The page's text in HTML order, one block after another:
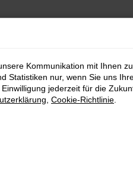
Kommunikation mit Ihnen zu
Statistiken nur, wenn Sie uns
jederzeit für die
Cookie-Richtlinie